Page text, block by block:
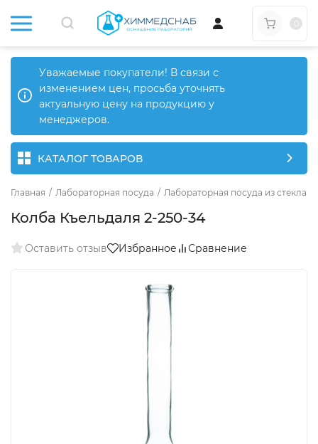
Уважаемые покупатели! В связи с
изменением цен, просьба уточнять
актуальную цену на продукцию у
менеджеров.
КАТАЛОГ ТОВАРОВ
Главная / Лабораторная посуда / Лабораторная посуда из стекла
Колба Къельдаля 2-250-34
Оставить отзыв Избранное Сравнение